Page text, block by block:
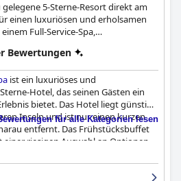
gelegene 5-Sterne-Resort direkt am
einen luxuriösen und erholsamen
Full-Service-Spa,
ideal für Familienausflüge,
sogar Geschäftstreffen in einer
Umgebung.
Bewertungen
ist ein luxuriöses und
Hotel, das seinen Gästen ein
bietet. Das Hotel liegt günstig
Inseln und ist nur einen kurzen
entfernt. Das Frühstücksbuffet
riesigen Auswahl an Optionen
zuvorkommend und
ist fantastisch mit verschiedenen
private Strandzugang ist perfekt für
für alle Kategorien lesen